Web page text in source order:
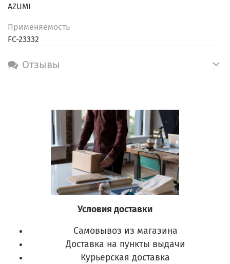
AZUMI
Применяемость
FC-23332
Отзывы
Условия доставки
Самовывоз из магазина
Доставка на пункты выдачи
Курьерская доставка